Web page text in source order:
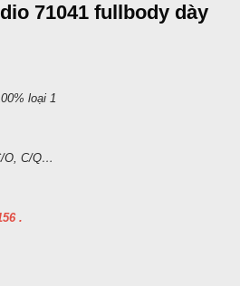
71041 fullbody dày
loại 1
O, C/Q…
.